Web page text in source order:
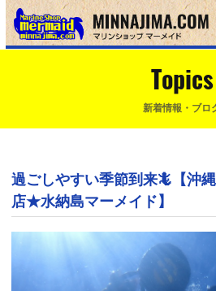
Topics
新着情報・ブロ
過ごしやすい季節到来🦎【沖
店★水納島マーメイド】